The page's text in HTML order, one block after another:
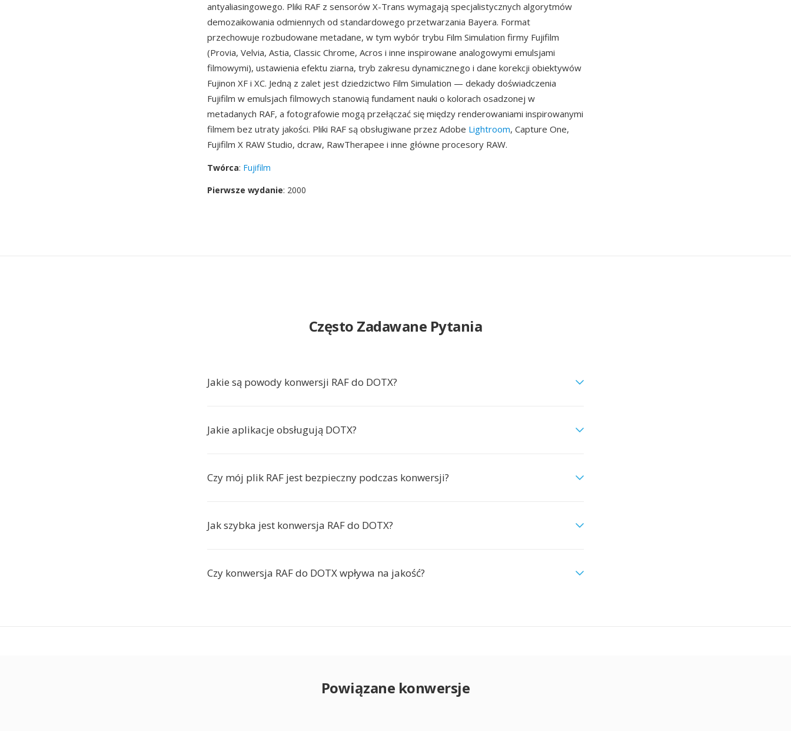
antyaliasingowego. Pliki RAF z sensorów X-Trans wymagają specjalistycznych algorytmów
demozaikowania odmiennych od standardowego przetwarzania Bayera. Format
przechowuje rozbudowane metadane, w tym wybór trybu Film Simulation firmy Fujifilm
(Provia, Velvia, Astia, Classic Chrome, Acros i inne inspirowane analogowymi emulsjami
filmowymi), ustawienia efektu ziarna, tryb zakresu dynamicznego i dane korekcji obiektywów
Fujinon XF i XC. Jedną z zalet jest dziedzictwo Film Simulation — dekady doświadczenia
Fujifilm w emulsjach filmowych stanowią fundament nauki o kolorach osadzonej w
metadanych RAF, a fotografowie mogą przełączać się między renderowaniami inspirowanymi
filmem bez utraty jakości. Pliki RAF są obsługiwane przez Adobe Lightroom, Capture One,
Fujifilm X RAW Studio, dcraw, RawTherapee i inne główne procesory RAW.
Twórca: Fujifilm
Pierwsze wydanie: 2000
Często Zadawane Pytania
Jakie są powody konwersji RAF do DOTX?
Jakie aplikacje obsługują DOTX?
Czy mój plik RAF jest bezpieczny podczas konwersji?
Jak szybka jest konwersja RAF do DOTX?
Czy konwersja RAF do DOTX wpływa na jakość?
Powiązane konwersje